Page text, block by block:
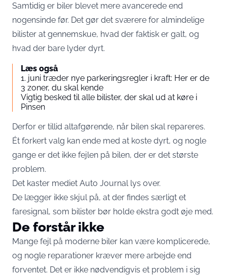
Samtidig er biler blevet mere avancerede end
nogensinde før. Det gør det sværere for almindelige
bilister at gennemskue, hvad der faktisk er galt, og
hvad der bare lyder dyrt.
Læs også
1. juni træder nye parkeringsregler i kraft: Her er de
3 zoner, du skal kende
Vigtig besked til alle bilister, der skal ud at køre i
Pinsen
Derfor er tillid altafgørende, når bilen skal repareres.
Ét forkert valg kan ende med at koste dyrt, og nogle
gange er det ikke fejlen på bilen, der er det største
problem.
Det kaster mediet Auto Journal lys over.
De lægger ikke skjul på, at der findes særligt et
faresignal, som bilister bør holde ekstra godt øje med.
De forstår ikke
Mange fejl på moderne biler kan være komplicerede,
og nogle reparationer kræver mere arbejde end
forventet. Det er ikke nødvendigvis et problem i sig